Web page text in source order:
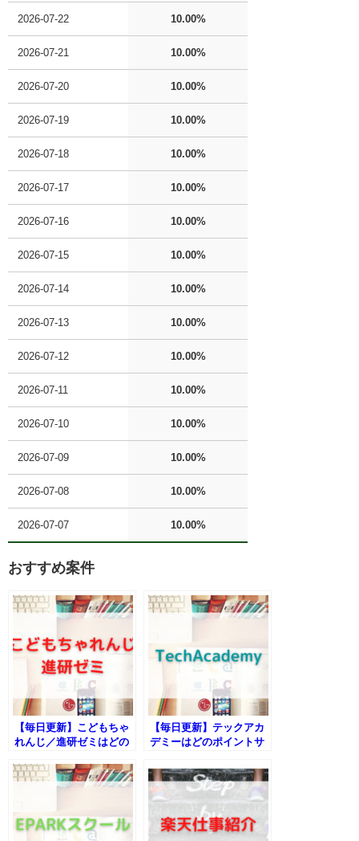
2026-07-22 10.00%
2026-07-21 10.00%
2026-07-20 10.00%
2026-07-19 10.00%
2026-07-18 10.00%
2026-07-17 10.00%
2026-07-16 10.00%
2026-07-15 10.00%
2026-07-14 10.00%
2026-07-13 10.00%
2026-07-12 10.00%
2026-07-11 10.00%
2026-07-10 10.00%
2026-07-09 10.00%
2026-07-08 10.00%
2026-07-07 10.00%
おすすめ案件
【毎日更新】こどもちゃ
れんじ／進研ゼミはどの
番お得か！
【毎日更新】テックアカ
デミーはどのポイントサ